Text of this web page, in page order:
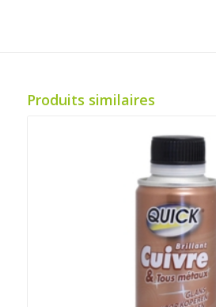
Produits similaires